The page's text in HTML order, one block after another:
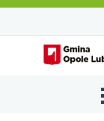
do
mapy
strony
do
menu
wyszukiwarki
ścieżki
nawigacyjnej
kategorii
aktualności
do
treści
kalendarza
wydarzeń
do
galerii
zdjęć
do
stopki
Urząd Miejski w
oficjalny serwis